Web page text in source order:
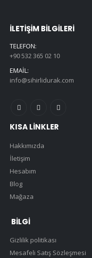
İLETIŞIM BILGILERI
TELEFON:
+90 532 365 02 10
EMAIL:
info@sihirlidurak.com
KISA LINKLER
Hakkımızda
İletişim
Hesabım
Blog
Mağaza
BILGI
Gizlilik politikası
Mesafeli Satış Sözleşmesi